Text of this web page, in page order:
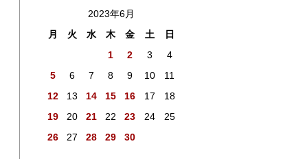
2023年6月
月
火 水 木 金 土
日
1
2 3
4
5
6 7 8 9 10
11
12
13 14 15 16 17
18
19
20 21 22 23 24
25
26
27 28 29 30